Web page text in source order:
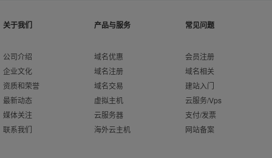
关于我们
公司介绍
企业文化
资质和荣誉
最新动态
媒体关注
联系我们
产品与服务
域名优惠
域名注册
域名交易
虚拟主机
云服务器
海外云主机
常见问题
会员注册
域名相关
建站入门
云服务/Vps
支付/发票
网站备案